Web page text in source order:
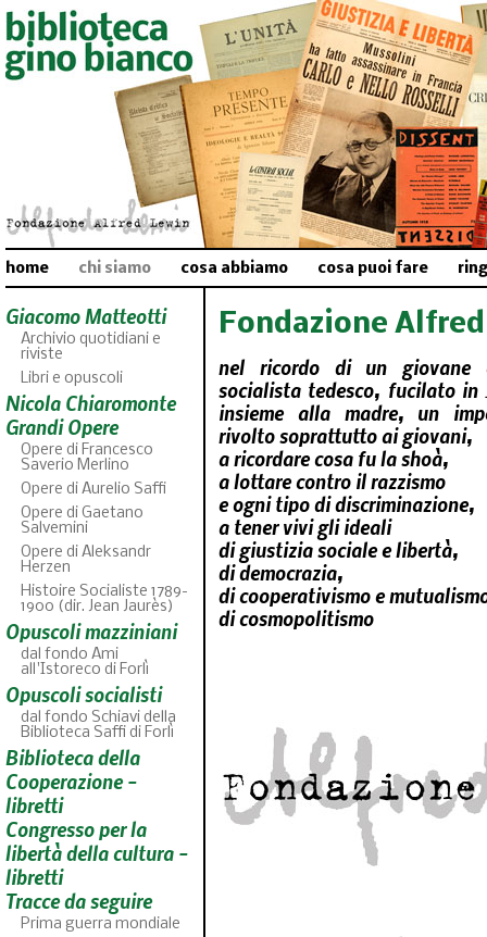
home chi siamo cosa abbiamo cosa puoi fare
Giacomo Matteotti
Archivio quotidiani e
riviste
Libri e opuscoli
Nicola Chiaromonte
Grandi Opere
Opere di Francesco
Saverio Merlino
Opere di Aurelio Saffi
Opere di Gaetano
Salvemini
Opere di Aleksandr
Herzen
Histoire Socialiste 1789-
1900 (dir. Jean Jaurès)
Opuscoli mazziniani
dal fondo Ami
all'Istoreco di Forlì
Opuscoli socialisti
dal fondo Schiavi della
Biblioteca Saffi di Forlì
Biblioteca della
Cooperazione -
libretti
Congresso per la
libertà della cultura -
libretti
Tracce da seguire
Prima guerra mondiale
Fondazione
nel ricordo di un giovane
socialista tedesco, fucilato
insieme alla madre, un
rivolto soprattutto ai giovani,
a ricordare cosa fu la shoà,
a lottare contro il razzismo
e ogni tipo di discriminazione,
a tener vivi gli ideali
di giustizia sociale e libertà,
di democrazia,
di cooperativismo e
di cosmopolitismo
fascicoli